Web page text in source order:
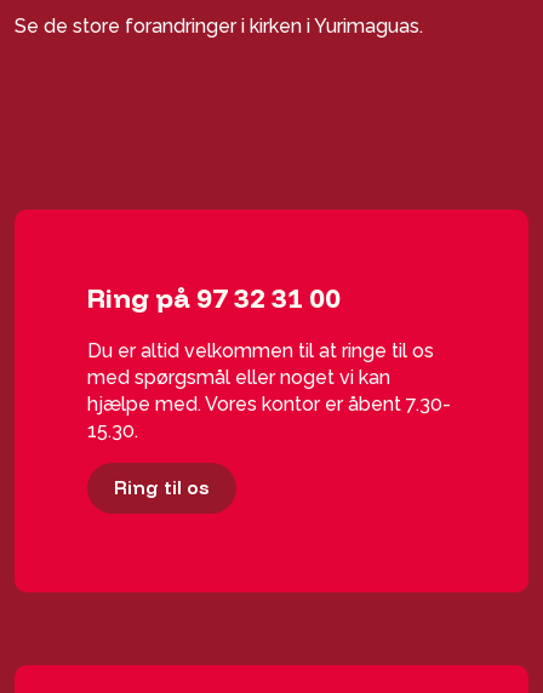
Se de store forandringer i kirken i Yurimaguas.
Ring på 97 32 31 00
Du er altid velkommen til at ringe til os
med spørgsmål eller noget vi kan
hjælpe med. Vores kontor er åbent 7.30-
15.30.
Ring til os